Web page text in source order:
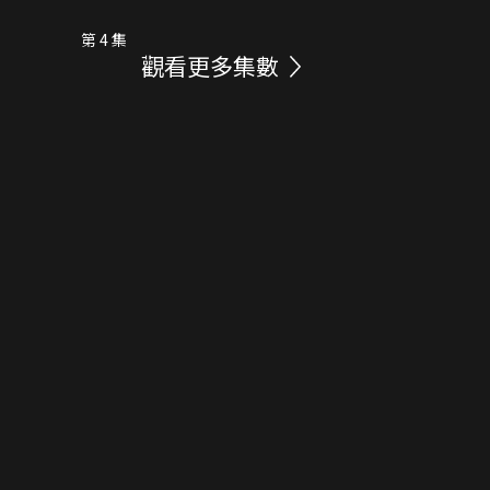
第 4 集
觀看更多集數